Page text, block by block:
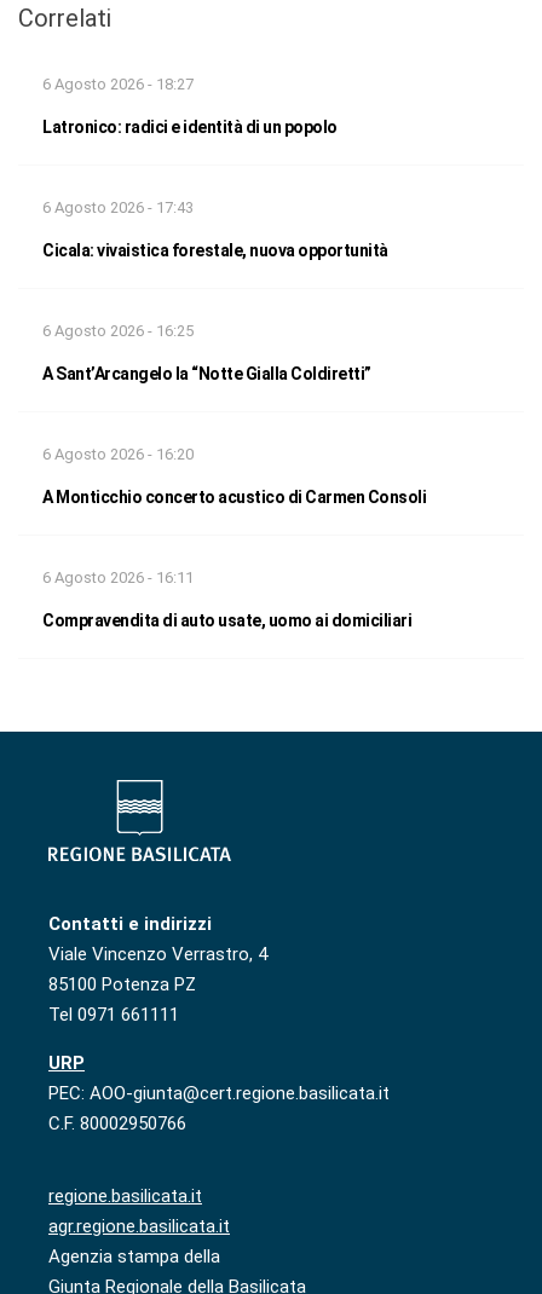
Correlati
6 Agosto 2026 - 18:27
Latronico: radici e identità di un popolo
6 Agosto 2026 - 17:43
Cicala: vivaistica forestale, nuova opportunità
6 Agosto 2026 - 16:25
A Sant’Arcangelo la “Notte Gialla Coldiretti”
6 Agosto 2026 - 16:20
A Monticchio concerto acustico di Carmen Consoli
6 Agosto 2026 - 16:11
Compravendita di auto usate, uomo ai domiciliari
Contatti e indirizzi
Viale Vincenzo Verrastro, 4
85100 Potenza PZ
Tel 0971 661111
URP
PEC: AOO-giunta@cert.regione.basilicata.it
C.F. 80002950766
regione.basilicata.it
agr.regione.basilicata.it
Agenzia stampa della
Giunta Regionale della Basilicata